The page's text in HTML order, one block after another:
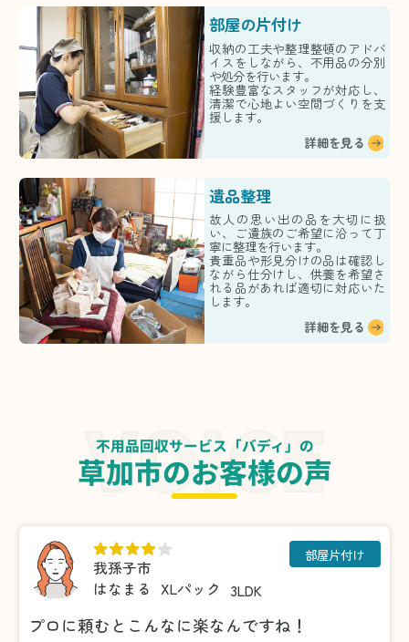
部屋の片付け
収納の工夫や整理整頓のアドバ
イスをしながら、不用品の分別
や処分を行います。
経験豊富なスタッフが対応し、
清潔で心地よい空間づくりを支
援します。
詳細を見る
遺品整理
故人の思い出の品を大切に扱
い、ご遺族のご希望に沿って丁
寧に整理を行います。
貴重品や形見分けの品は確認し
ながら仕分けし、供養を希望さ
れる品があれば適切に対応いた
します。
詳細を見る
不用品回収サービス「バディ」の
草加市のお客様の声
我孫子市
はなまる
XLパック 3LDK
部屋片付け
プロに頼むとこんなに楽なんですね！